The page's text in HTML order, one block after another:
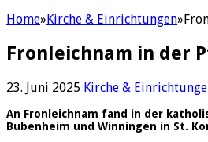
Home»Kirche & Einrichtungen»
Fronleichnam in der
23. Juni 2025 Kirche &
An Fronleichnam fand in der
Bubenheim und Winningen in St.